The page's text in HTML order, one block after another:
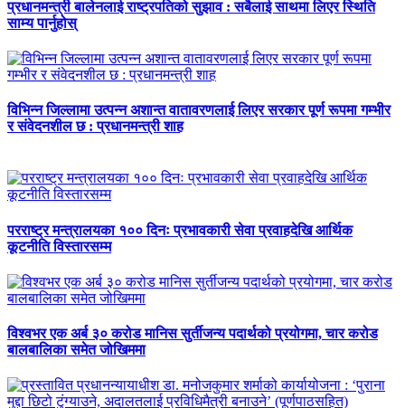
प्रधानमन्त्री बालेनलाई राष्ट्रपतिको सुझाव : सबैलाई साथमा लिएर स्थिति
साम्य पार्नुहोस्
विभिन्न जिल्लामा उत्पन्न अशान्त वातावरणलाई लिएर सरकार पूर्ण रूपमा गम्भीर
र संवेदनशील छ : प्रधानमन्त्री शाह
परराष्ट्र मन्त्रालयका १०० दिनः प्रभावकारी सेवा प्रवाहदेखि आर्थिक
कूटनीति विस्तारसम्म
विश्वभर एक अर्ब ३० करोड मानिस सुर्तीजन्य पदार्थको प्रयोगमा, चार करोड
बालबालिका समेत जोखिममा